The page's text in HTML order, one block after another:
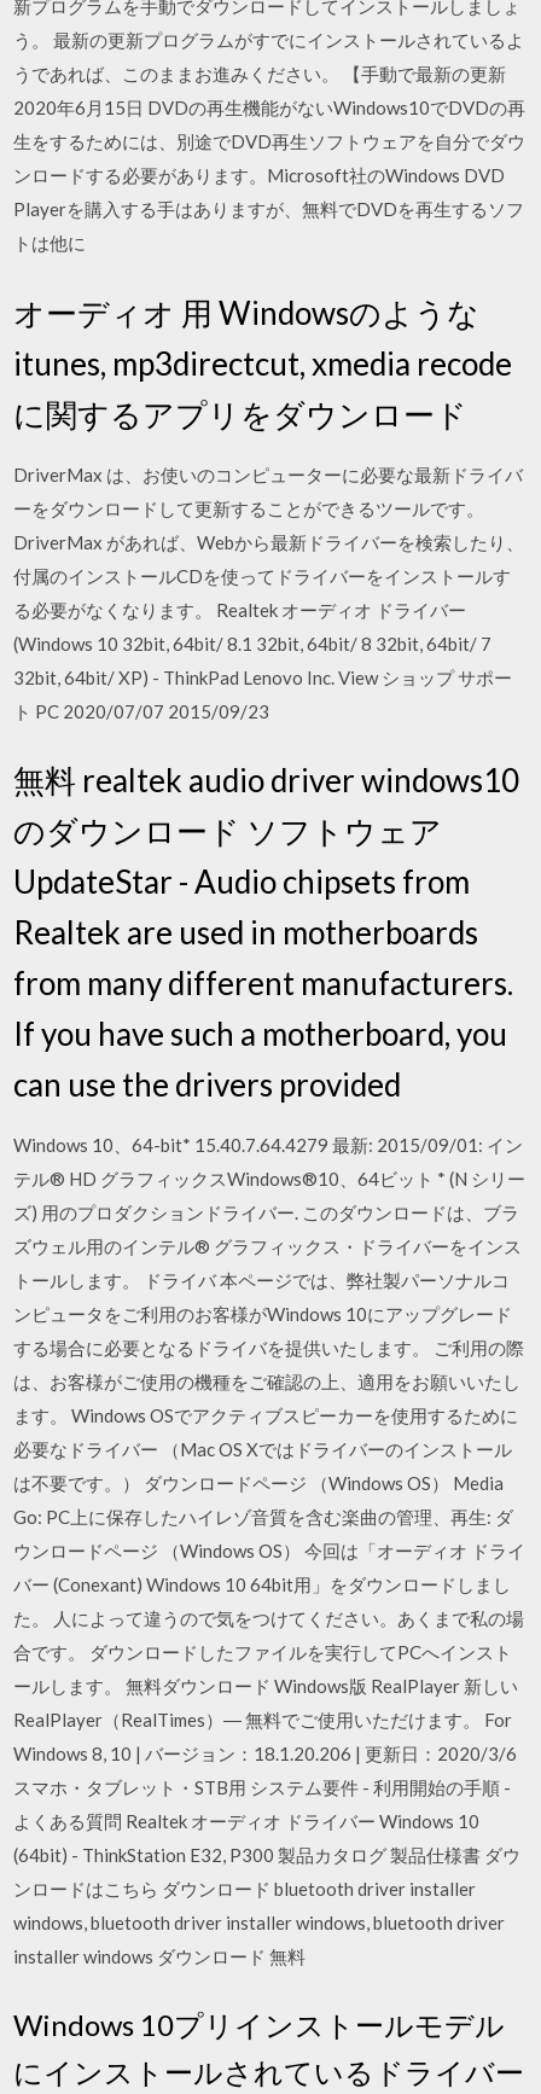
新プログラムを手動でダウンロードしてインストールしましょ
う。 最新の更新プログラムがすでにインストールされているよ
うであれば、このままお進みください。 【手動で最新の更新
2020年6月15日 DVDの再生機能がないWindows10でDVDの再
生をするためには、別途でDVD再生ソフトウェアを自分でダウ
ンロードする必要があります。Microsoft社のWindows DVD
Playerを購入する手はありますが、無料でDVDを再生するソフ
トは他に
オーディオ 用 Windowsのような
itunes, mp3directcut, xmedia recode
に関するアプリをダウンロード
DriverMax は、お使いのコンピューターに必要な最新ドライバ
ーをダウンロードして更新することができるツールです。
DriverMax があれば、Webから最新ドライバーを検索したり、
付属のインストールCDを使ってドライバーをインストールす
る必要がなくなります。 Realtek オーディオ ドライバー
(Windows 10 32bit, 64bit/ 8.1 32bit, 64bit/ 8 32bit, 64bit/ 7
32bit, 64bit/ XP) - ThinkPad Lenovo Inc. View ショップ サポー
ト PC 2020/07/07 2015/09/23
無料 realtek audio driver windows10
のダウンロード ソフトウェア
UpdateStar - Audio chipsets from
Realtek are used in motherboards
from many different manufacturers.
If you have such a motherboard, you
can use the drivers provided
Windows 10、64-bit* 15.40.7.64.4279 最新: 2015/09/01: イン
テル® HD グラフィックスWindows®10、64ビット * (N シリー
ズ) 用のプロダクションドライバー. このダウンロードは、ブラ
ズウェル用のインテル® グラフィックス・ドライバーをインス
トールします。 ドライバ 本ページでは、弊社製パーソナルコ
ンピュータをご利用のお客様がWindows 10にアップグレード
する場合に必要となるドライバを提供いたします。 ご利用の際
は、お客様がご使用の機種をご確認の上、適用をお願いいたし
ます。 Windows OSでアクティブスピーカーを使用するために
必要なドライバー （Mac OS Xではドライバーのインストール
は不要です。） ダウンロードページ （Windows OS） Media
Go: PC上に保存したハイレゾ音質を含む楽曲の管理、再生: ダ
ウンロードページ （Windows OS） 今回は「オーディオ ドライ
バー (Conexant) Windows 10 64bit用」をダウンロードしまし
た。 人によって違うので気をつけてください。あくまで私の場
合です。 ダウンロードしたファイルを実行してPCへインスト
ールします。 無料ダウンロード Windows版 RealPlayer 新しい
RealPlayer（RealTimes）― 無料でご使用いただけます。 For
Windows 8, 10 | バージョン：18.1.20.206 | 更新日：2020/3/6
スマホ・タブレット・STB用 システム要件 - 利用開始の手順 -
よくある質問 Realtek オーディオ ドライバー Windows 10
(64bit) - ThinkStation E32, P300 製品カタログ 製品仕様書 ダウ
ンロードはこちら ダウンロード bluetooth driver installer
windows, bluetooth driver installer windows, bluetooth driver
installer windows ダウンロード 無料
Windows 10プリインストールモデル
にインストールされているドライバー